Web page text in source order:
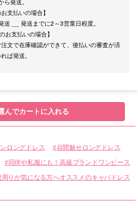
ら発送。
支払いの場合】
__ 発送までに2～3営業日程度。
お支払いの場合】
文で在庫確認ができて、後払いの審査が済
んでカートに入れる
ロングドレス
谷間魅せロングドレス
同伴や私服にも！高級ブランドワンピース
周りが気になる方へオススメのキャバドレス